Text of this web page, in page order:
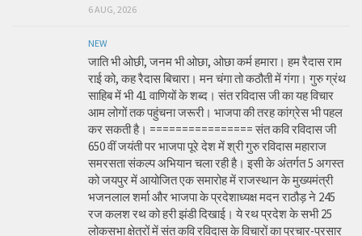
6 AUG, 2026
NEW
जाति भी ओछी, जनम भी ओछा, ओछा कर्म हमारा। हम रैदास राम
राई को, कह रैदास बिचारा। मन चंगा तो कठौती में गंगा। गुरु ग्रंथ
साहिब में भी 41 वाणियों के शब्द। संत रविदास जी का यह विचार
आम लोगों तक पहुंचना जरूरी। भाजपा की तरह कांग्रेस भी पहल
कर सकती है। ================ संत कवि रविदास जी
650 वीं जयंती पर भाजपा पूरे देश में श्री गुरु रविदास महाराज
समरसता संकल्प अभियान चला रही है। इसी के अंतर्गत 5 अगस्त
को जयपुर में आयोजित एक समारोह में राजस्थान के मुख्यमंत्री
भजनलाल शर्मा और भाजपा के प्रदेशाध्यक्ष मदन राठौड़ ने 245
रज कलश रथ को हरी झंडी दिखाई। ये रथ प्रदेश के सभी 25
लोकसभा क्षेत्रों में संत कवि रविदास के विचारों का प्रचार-प्रसार